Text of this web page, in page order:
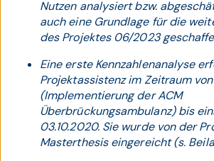
Nutzen analysiert bzw.
auch eine Grundlage für die
des Projektes 06/2023
Eine erste Kennzahlenanalyse
Projektassistenz im Zeitraum
(Implementierung der ACM
Überbrückungsambulanz) bis
03.10.2020. Sie wurde von der
Masterthesis eingereicht (s.